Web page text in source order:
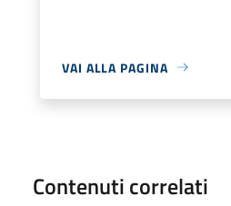
VAI ALLA PAGINA
Contenuti correlati